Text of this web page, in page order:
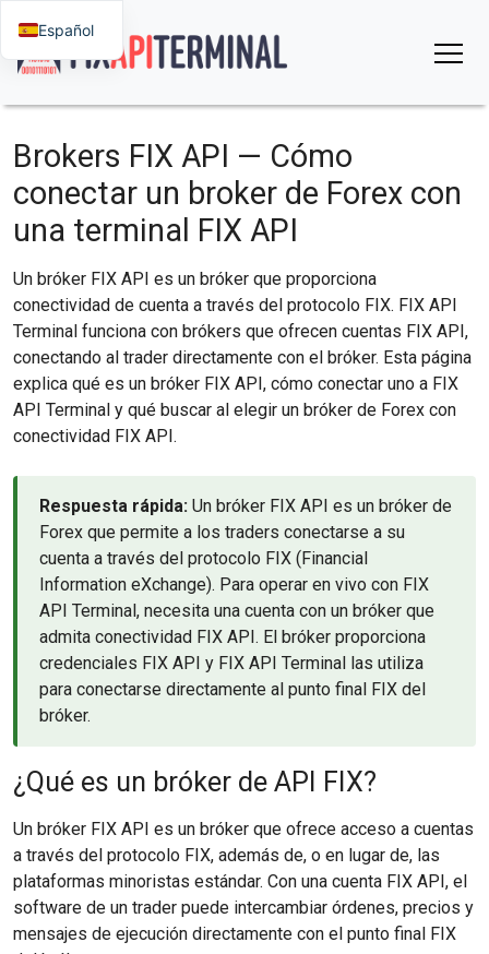
Brokers FIX API — Cómo
conectar un broker de Forex con
una terminal FIX API
Un bróker FIX API es un bróker que proporciona
conectividad de cuenta a través del protocolo FIX. FIX API
Terminal funciona con brókers que ofrecen cuentas FIX API,
conectando al trader directamente con el bróker. Esta página
explica qué es un bróker FIX API, cómo conectar uno a FIX
API Terminal y qué buscar al elegir un bróker de Forex con
conectividad FIX API.
Respuesta rápida: Un bróker FIX API es un bróker de
Forex que permite a los traders conectarse a su
cuenta a través del protocolo FIX (Financial
Information eXchange). Para operar en vivo con FIX
API Terminal, necesita una cuenta con un bróker que
admita conectividad FIX API. El bróker proporciona
credenciales FIX API y FIX API Terminal las utiliza
para conectarse directamente al punto final FIX del
bróker.
¿Qué es un bróker de API FIX?
Un bróker FIX API es un bróker que ofrece acceso a cuentas
a través del protocolo FIX, además de, o en lugar de, las
plataformas minoristas estándar. Con una cuenta FIX API, el
software de un trader puede intercambiar órdenes, precios y
mensajes de ejecución directamente con el punto final FIX
Español